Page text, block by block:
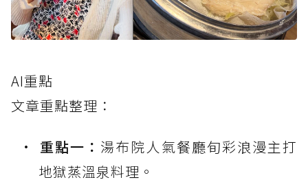
AI重點
文章重點整理：
重點一： 湯布院人氣餐廳旬彩浪漫主打
地獄蒸溫泉料理。